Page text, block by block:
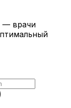
— врачи